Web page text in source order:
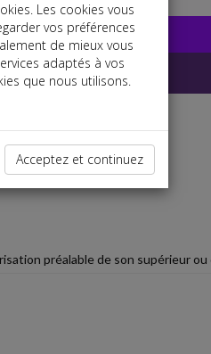
préalable de son supérieur ou
Les cookies vous
vos préférences
de mieux vous
adaptés à vos
que nous utilisons.
Acceptez et continuez